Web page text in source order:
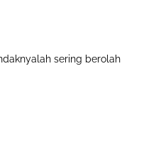
sering berolah